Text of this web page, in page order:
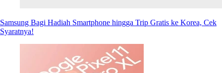
Samsung Bagi Hadiah Smartphone hingga Trip Gratis ke Korea, Cek
Syaratnya!